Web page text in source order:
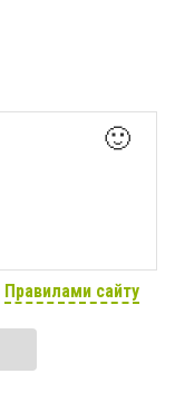
🙂
Правилами сайту